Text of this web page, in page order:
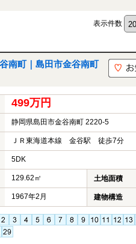
表示件数
南町｜島田市金谷南町
499万円
静岡県島田市金谷南町 2220-5
ＪＲ東海道本線 金谷駅 徒歩7分
5DK
129.62㎡ 土地面積
1967年2月 建物構造